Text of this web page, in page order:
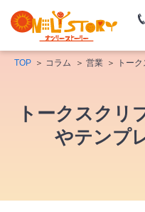
TOP コラム 営業 トー
トークスクリ
やテンプ